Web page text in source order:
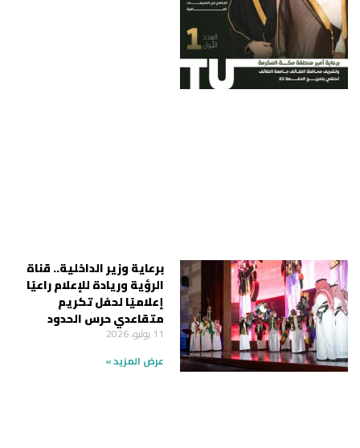
برعاية وزير الداخلية.. قناة
الرؤية وريادة للإعلام راعيًا
إعلاميًا لحفل تكريم
متقاعدي حرس الحدود
11 يوليو، 2026
عرض المزيد »